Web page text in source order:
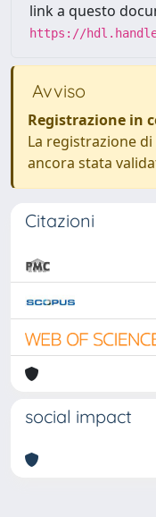
link a questo
https://
Avviso
Registrazione in
La registrazione
ancora stata
Citazioni
social impact